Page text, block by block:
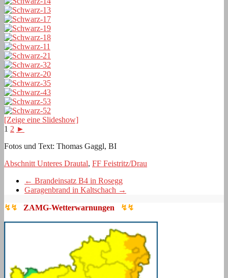
[Zeige eine Slideshow]
1 2 ►
Fotos und Text: Thomas Gaggl, BI
Abschnitt Unteres Drautal, FF Feistritz/Drau
← Brandeinsatz B4 in Rosegg
Garagenbrand in Kaltschach →
↯↯ ZAMG-Wetterwarnungen ↯↯